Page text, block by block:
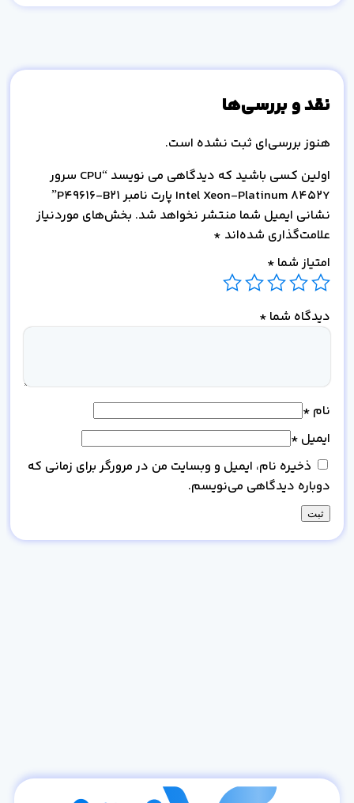
نقد و بررسی‌ها
هنوز بررسی‌ای ثبت نشده است.
اولین کسی باشید که دیدگاهی می نویسد “CPU سرور
Intel Xeon-Platinum 8452Y پارت نامبر P49616-B21”
نشانی ایمیل شما منتشر نخواهد شد. بخش‌های موردنیاز
علامت‌گذاری شده‌اند *
امتیاز شما *
دیدگاه شما *
نام *
ایمیل *
ذخیره نام، ایمیل و وبسایت من در مرورگر برای زمانی که
دوباره دیدگاهی می‌نویسم.